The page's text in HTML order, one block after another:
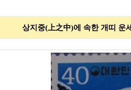
上之中)에 속한 개띠 운세